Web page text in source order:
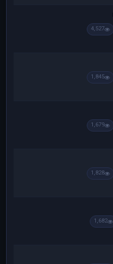
4,527
1,845
1,679
1,828
1,682